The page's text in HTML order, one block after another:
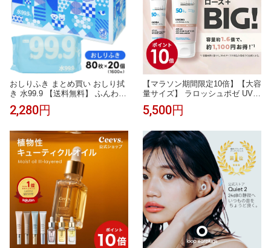
おしりふき まとめ買い おしり拭
き 水99.9 【送料無料】 ふんわり
シート 80枚×20個 【1,600枚】
【肌にやさしい】 レック ダイレ
2,280円
【マラソン期間限定10倍】【大容
量サイズ】 ラロッシュポゼ UVイ
デア XL プロテクショントーンア
ップローズ+ 1本/50ml メイク 下
液 UVケア 毛穴ケア 保湿 LA RO
CHE POSAY トーンアップロー
ズプラス 正規代理店
5,500円